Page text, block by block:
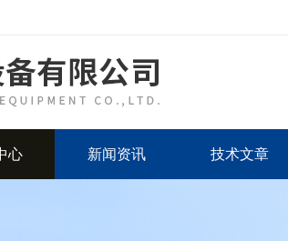
心 新闻资讯 技术文章